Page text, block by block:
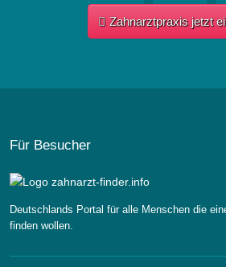
Zahnarztpraxis jetzt
Für Besucher
Deutschlands Portal für alle Menschen die
finden wollen.